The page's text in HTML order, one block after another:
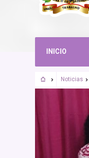
INICIO
Noticias